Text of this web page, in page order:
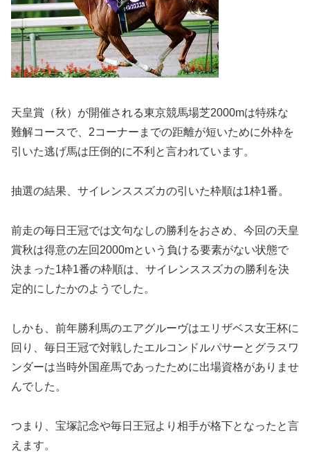
天皇賞（秋）が開催される東京競馬場芝2000mは特殊な
難解コースで、2コーナーまでの距離が短いために外枠を
引いた逃げ馬は圧倒的に不利と言われています。
抽選の結果、サイレンススズカの引いた枠順は1枠1番。
前走の毎日王冠では文句なしの勝利をおさめ、今回の天皇
賞秋は得意の左回2000mという負ける要素がない状態で
決まった1枠1番の枠順は、サイレンススズカの勝利を決
定的にしたかのようでした。
しかも、前年勝利馬のエアグルーヴはエリザベス女王杯に
回り、毎日王冠で対戦したエルコンドルパサーとグラスワ
ンダーは当時外国産馬であったために出場資格がありませ
んでした。
つまり、 宝塚記念や毎日王冠より相手が格下となったと言
えます。